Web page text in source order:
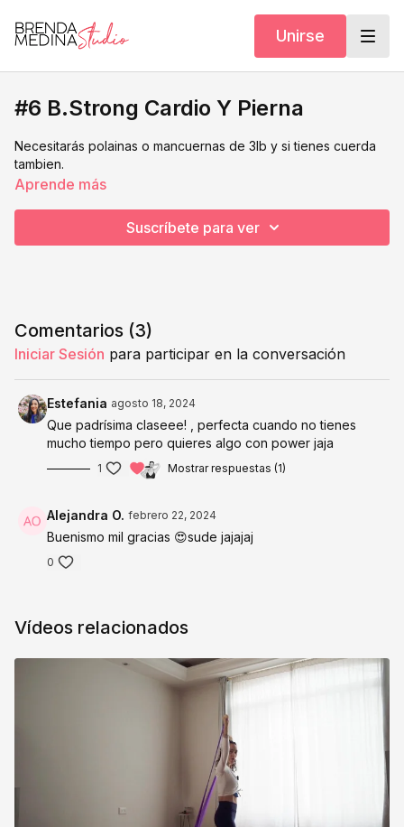
Unirse
#6 B.Strong Cardio Y Pierna
Necesitarás polainas o mancuernas de 3lb y si tienes cuerda
tambien.
Aprende más
Suscríbete para ver
Comentarios (3)
Iniciar Sesión para participar en la conversación
Estefania agosto 18, 2024
Que padrísima claseee! , perfecta cuando no tienes
mucho tiempo pero quieres algo con power jaja
1 Mostrar respuestas (1)
Alejandra O. febrero 22, 2024
Buenismo mil gracias 😍sude jajajaj
0
Vídeos relacionados